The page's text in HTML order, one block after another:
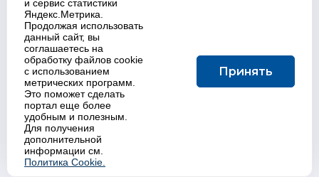
Свидетельство о регистрации Эл № ФС77-73321
Учредитель: Администрация (исполнительно-
распорядительный орган) городского округа "Город
Обнинск". Главный редактор: Байкова Е.А.
Адрес электронной почты Редакции:
redactor@admobninsk.ru
Телефон Редакции: +7 (484) 395-85-85
Настоящий ресурс содержит материалы 18+
Политика в отношении обработки персональных
и сервис статистики
Яндекс.Метрика.
Продолжая использовать
данный сайт, вы
соглашаетесь на
обработку файлов cookie
с использованием
метрических программ.
Это поможет сделать
портал еще более
удобным и полезным.
Для получения
дополнительной
информации см.
Политика Cookie.
Принять